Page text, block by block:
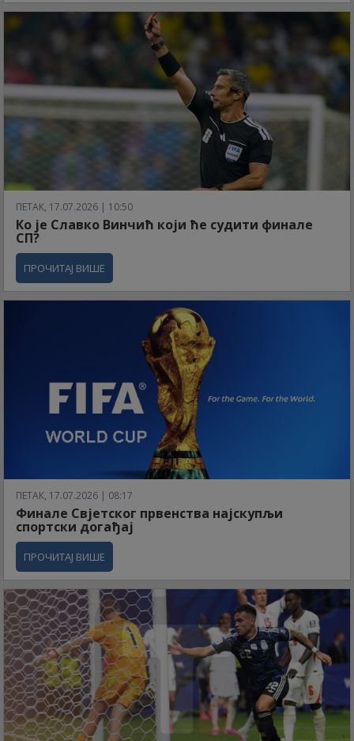
ПЕТАК, 17.07.2026 | 10:50
Ко је Славко Винчић који ће судити финале
СП?
ПРОЧИТАЈ ВИШЕ
ПЕТАК, 17.07.2026 | 08:17
Финале Свјетског првенства најскупљи
спортски догађај
ПРОЧИТАЈ ВИШЕ